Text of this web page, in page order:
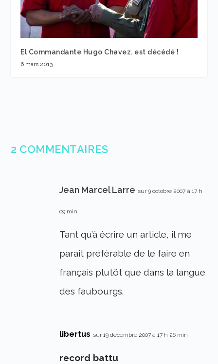
El Commandante Hugo Chavez. est décédé !
6 mars 2013
2 COMMENTAIRES
Jean Marcel Larre sur 9 octobre 2007 à 17 h
09 min
Tant qu’à écrire un article, il me
parait préférable de le faire en
français plutôt que dans la langue
des faubourgs.
libertus sur 19 décembre 2007 à 17 h 26 min
record battu